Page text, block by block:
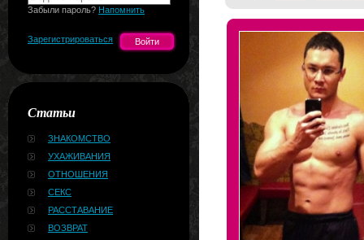
Забыли пароль? Напомнить
Зарегистрироваться
Статьи
ЗНАКОМСТВО
УХАЖИВАНИЯ
ОТНОШЕНИЯ
СЕКС
РАССТАВАНИЕ
ВОЗВРАТ